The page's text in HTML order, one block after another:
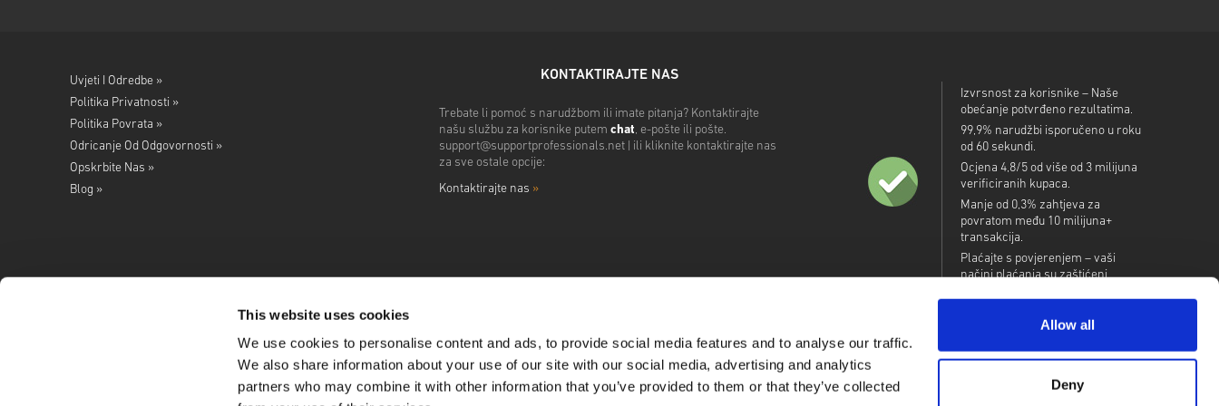
This website uses cookies
We use cookies to personalise content and ads, to provide social media features and to analyse our traffic.
We also share information about your use of our site with our social media, advertising and analytics
partners who may combine it with other information that you’ve provided to them or that they’ve collected
Allow all
Deny
Uvjeti I Odredbe »
Politika Privatnosti »
Politika Povrata »
Odricanje Od Odgovornosti »
Opskrbite Nas »
Blog »
KONTAKTIRAJTE NAS
Trebate li pomoć s narudžbom ili imate pitanja? Kontaktirajte
našu službu za korisnike putem chat, e-pošte ili pošte.
support@supportprofessionals.net| ili kliknite kontaktirajte nas
za sve ostale opcije:
Kontaktirajte nas »
Izvrsnost za korisnike – Naše
obećanje potvrđeno rezultatima.
99,9% narudžbi isporučeno u roku
od 60 sekundi.
Ocjena 4,8/5 od više od 3 milijuna
verificiranih kupaca.
Manje od 0,3% zahtjeva za
povratom među 10 milijuna+
transakcija.
Plaćajte s povjerenjem – vaši
načini plaćanja su zaštićeni.